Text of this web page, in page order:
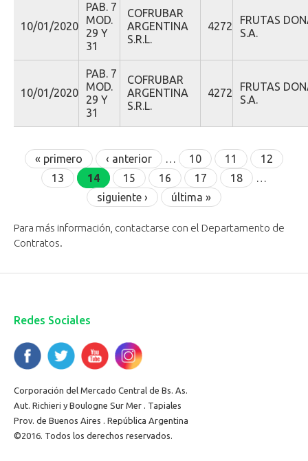
10/01/2020
PAB. 7
MOD.
29 Y
31
COFRUBAR
ARGENTINA
S.R.L.
4272
FRUTAS
S.A.
10/01/2020
PAB. 7
MOD.
29 Y
31
COFRUBAR
ARGENTINA
S.R.L.
4272
FRUTAS
S.A.
Páginas
« primero ‹ anterior … 10 11
12
13
14 15 16 17 18
…
siguiente ›
última »
Para más información, contactarse con el Departamento de
Contratos.
Redes Sociales
Corporación del Mercado Central de Bs. As.
Aut. Richieri y Boulogne Sur Mer . Tapiales
Prov. de Buenos Aires . República Argentina
©2016. Todos los derechos reservados.